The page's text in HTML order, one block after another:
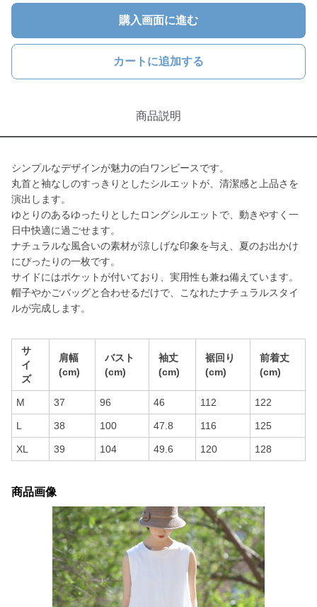
購入画面に進む
カートに追加する
商品説明
シンプルなデザインが魅力の白ワンピースです。
丸首と袖なしのすっきりとしたシルエットが、清潔感と上品さを
演出します。
ゆとりのあるゆったりとしたロングシルエットで、動きやすく一
日中快適に過ごせます。
ナチュラルな風合いの素材が涼しげな印象を与え、夏のお出かけ
にぴったりの一枚です。
サイドにはポケットが付いており、実用性も兼ね備えています。
帽子やかごバッグと合わせるだけで、こなれたナチュラルスタイ
ルが完成します。
サ
イ
ズ
肩幅
(cm)
バスト
(cm)
袖丈
(cm)
裾回り
(cm)
前着丈
(cm)
M 37 96 46 112 122
L 38 100 47.8 116 125
XL 39 104 49.6 120 128
商品画像